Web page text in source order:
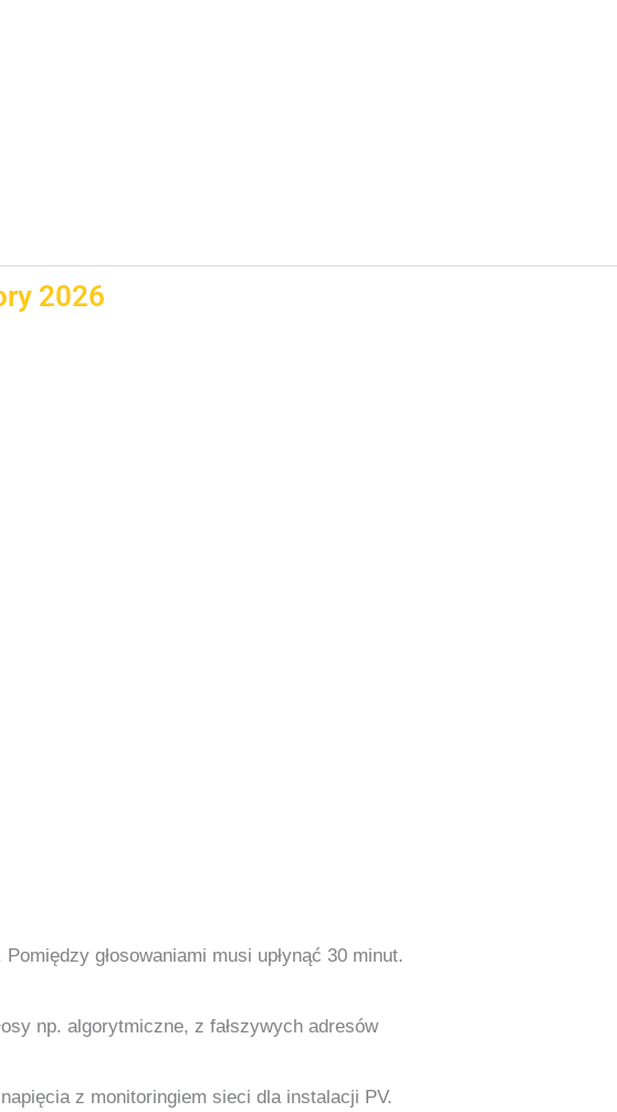
2026
głosowaniami musi upłynąć 30 minut.
np. algorytmiczne, z fałszywych adresów
z monitoringiem sieci dla instalacji PV.